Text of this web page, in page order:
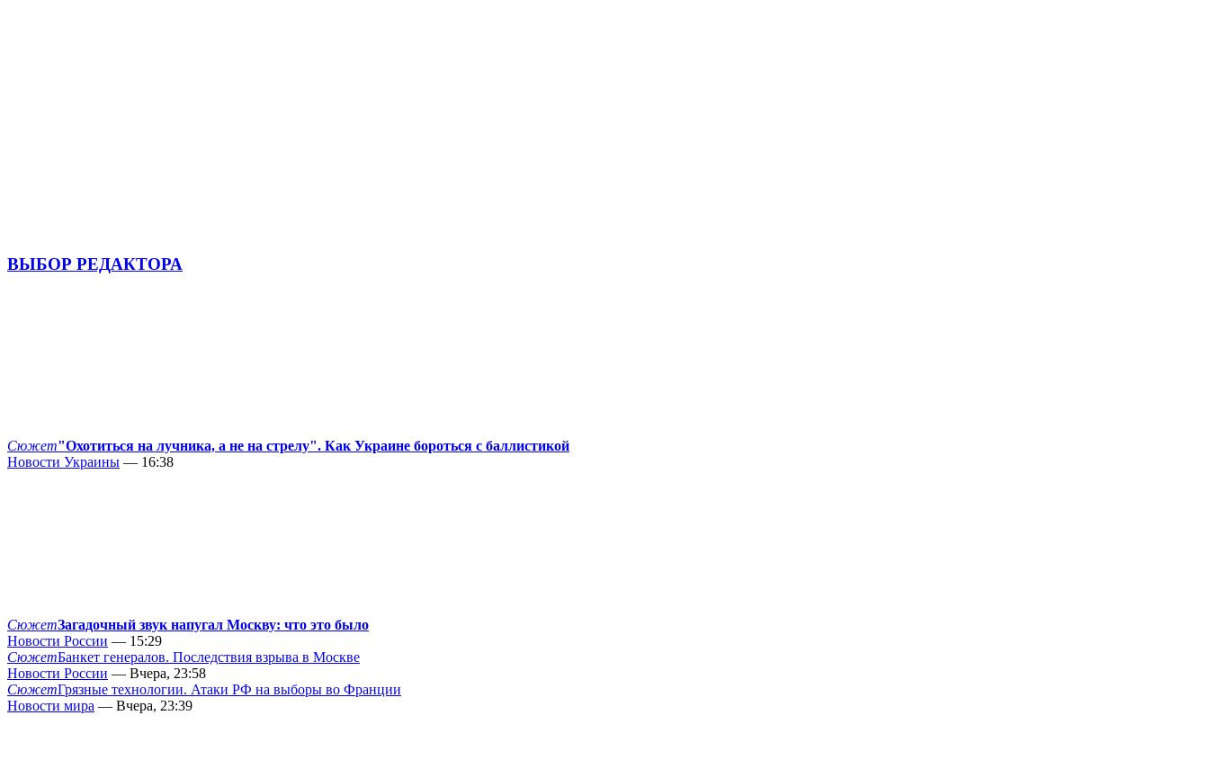
ВЫБОР РЕДАКТОРА
Сюжет"Охотиться на лучника, а не на стрелу". Как Украине бороться с баллистикой
Новости Украины — 16:38
СюжетЗагадочный звук напугал Москву: что это было
Новости России — 15:29
СюжетБанкет генералов. Последствия взрыва в Москве
Новости России — Вчера, 23:58
СюжетГрязные технологии. Атаки РФ на выборы во Франции
Новости мира — Вчера, 23:39